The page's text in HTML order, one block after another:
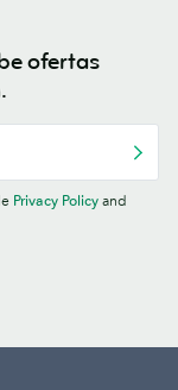
ofertas
Privacy Policy and